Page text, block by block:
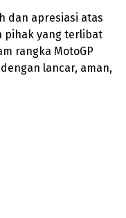
dan apresiasi atas
pihak yang terlibat
rangka MotoGP
lancar, aman,